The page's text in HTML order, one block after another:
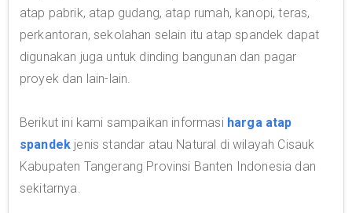
atap pabrik, atap gudang, atap rumah, kanopi, teras,
perkantoran, sekolahan selain itu atap spandek dapat
digunakan juga untuk dinding bangunan dan pagar
proyek dan lain-lain.
Berikut ini kami sampaikan informasi harga atap
spandek jenis standar atau Natural di wilayah Cisauk
Kabupaten Tangerang Provinsi Banten Indonesia dan
sekitarnya.